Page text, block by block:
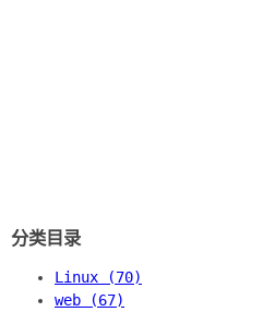
分类目录
Linux (70)
web (67)